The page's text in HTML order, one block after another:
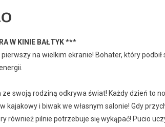
W KINIE BAŁTYK ***
pierwszy na wielkim ekranie! Bohater, który
ze swoją rodziną odkrywa świat! Każdy dzień to
kajakowy i biwak we własnym salonie! Gdy
również pilnie potrzebuje się wykąpać! Pucio